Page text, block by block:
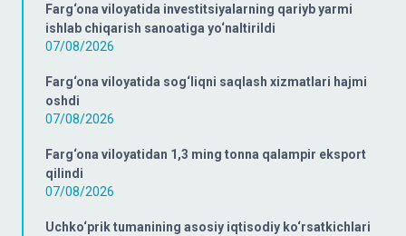
Farg‘ona viloyatida investitsiyalarning qariyb yarmi
ishlab chiqarish sanoatiga yo‘naltirildi
07/08/2026
Farg‘ona viloyatida sog‘liqni saqlash xizmatlari hajmi
oshdi
07/08/2026
Farg‘ona viloyatidan 1,3 ming tonna qalampir eksport
qilindi
07/08/2026
Uchko‘prik tumanining asosiy iqtisodiy ko‘rsatkichlari